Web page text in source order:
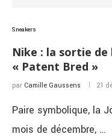
Sneakers
Nike : la sortie de
« Patent Bred »
par Camille Gaussens 21
Paire symbolique, la
mois de décembre, …